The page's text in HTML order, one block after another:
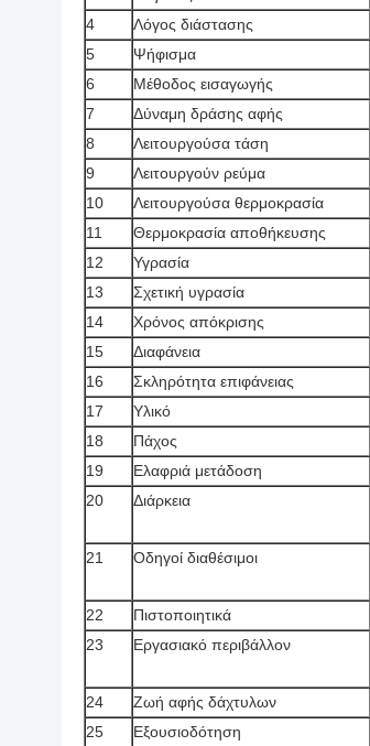
4
Λόγος διάστασης
5
Ψήφισμα
6
Μέθοδος εισαγωγής
7
Δύναμη δράσης αφής
8
Λειτουργούσα τάση
9
Λειτουργούν ρεύμα
10
Λειτουργούσα θερμοκρασία
11
Θερμοκρασία αποθήκευσης
12
Υγρασία
13
Σχετική υγρασία
14
Χρόνος απόκρισης
15 Διαφάνεια
16
Σκληρότητα επιφάνειας
17
Υλικό
18
Πάχος
19
Ελαφριά μετάδοση
20
Διάρκεια
21
Οδηγοί διαθέσιμοι
22
Πιστοποιητικά
23
Εργασιακό περιβάλλον
24
Ζωή αφής δάχτυλων
25
Εξουσιοδότηση